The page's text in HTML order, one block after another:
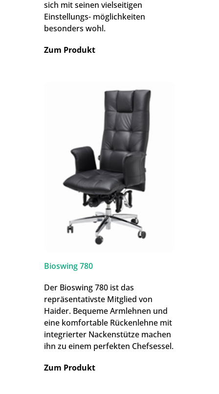
sich mit seinen vielseitigen
Einstellungs- möglichkeiten
besonders wohl.
Zum Produkt
Bioswing 780
Der Bioswing 780 ist das
repräsentativste Mitglied von
Haider. Bequeme Armlehnen und
eine komfortable Rückenlehne mit
integrierter Nackenstütze machen
ihn zu einem perfekten Chefsessel.
Zum Produkt